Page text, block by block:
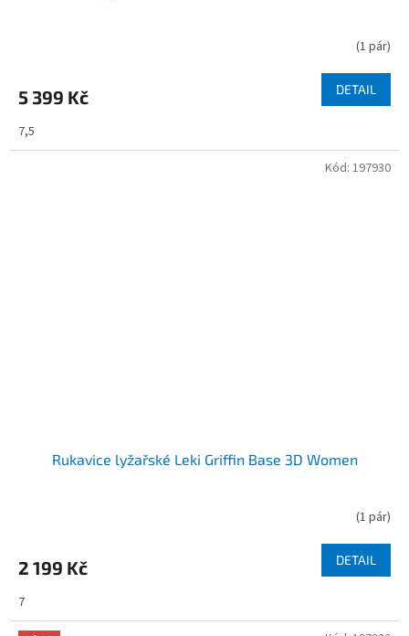
(1 pár)
5 399 Kč DETAIL
7,5
Rukavice lyžařské Leki Griffin Base 3D Women
(1 pár)
2 199 Kč DETAIL
7
Kód: 197930